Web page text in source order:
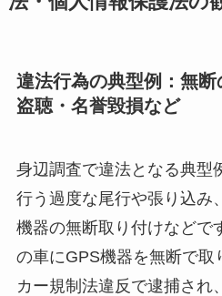
違法行為の典型例：無断
盗聴・名誉毀損など
身辺調査で違法となる典型
行う過度な尾行や張り込み
機器の無断取り付けなどで
の車にGPS機器を無断で取
カー規制法違反で逮捕され